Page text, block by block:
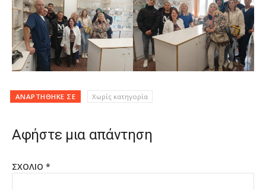
ΑΝΑΡΤΉΘΗΚΕ ΣΕ Χωρίς κατηγορία
Αφήστε μια απάντηση
ΣΧΌΛΙΟ *